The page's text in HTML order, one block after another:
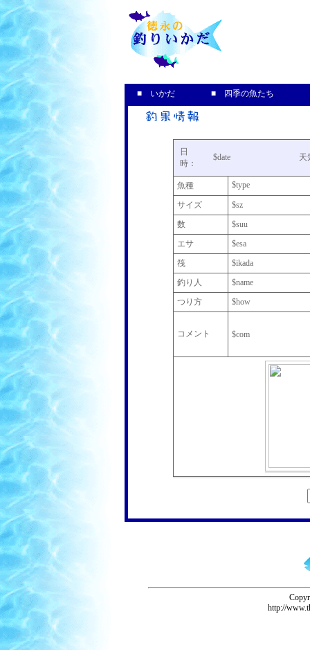
■ いかだ ■ 四季の魚たち
日
時：
$date 天
魚種 $type
サイズ
$sz
数
$suu
エサ
$esa
筏
$ikada
釣り人
$name
つり方
$how
コメント $com
http://